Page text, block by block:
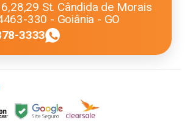
St. Cândida de Morais
330 - Goiânia - GO
3333